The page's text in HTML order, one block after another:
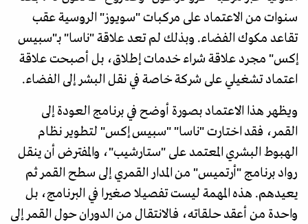
سنوات من الاعتماد على مركبات "سويوز" الروسية عقب
تقاعد مكوك الفضاء. وبذلك لم تعد علاقة "ناسا" بـ"سبيس
إكس" مجرد علاقة شراء خدمات إطلاق، بل أصبحت علاقة
اعتماد تشغيلي على شركة خاصة في نقل البشر إلى الفضاء.
ويظهر هذا الاعتماد بصورة أوضح في برنامج العودة إلى
القمر، فقد اختارت "ناسا" "سبيس إكس" لتطوير نظام
الهبوط البشري المعتمد على "ستارشيب"، والمفترض أن ينقل
رواد برنامج "أرتميس" من المدار القمري إلى سطح القمر ثم
يعيدهم. هذه المهمة ليست تفصيلا صغيرا في البرنامج، بل
واحدة من أعقد حلقاته، فالانتقال من الدوران حول القمر إلى